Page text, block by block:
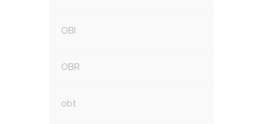
OBI
OBR
obt